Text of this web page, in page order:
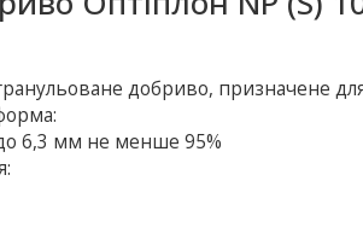
добриво, призначене
6,3 мм не менше 95%